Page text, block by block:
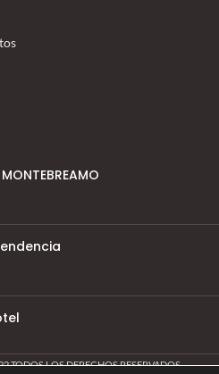
TODOS LOS DERECHOS RESERVADOS